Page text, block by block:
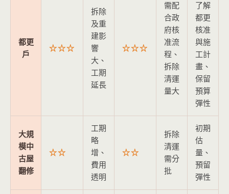
都更
戶
☆☆☆
拆除
及重
建影
響
大、
工期
延長
☆☆☆
需配
合政
府核
准流
程、
拆除
清運
量大
了解
都更
核准
與施
工計
畫、
保留
預算
彈性
大規
模中
古屋
翻修
☆☆
工期
略
增、
費用
透明
☆☆
拆除
清運
需分
批
初期
估
量、
預留
彈性